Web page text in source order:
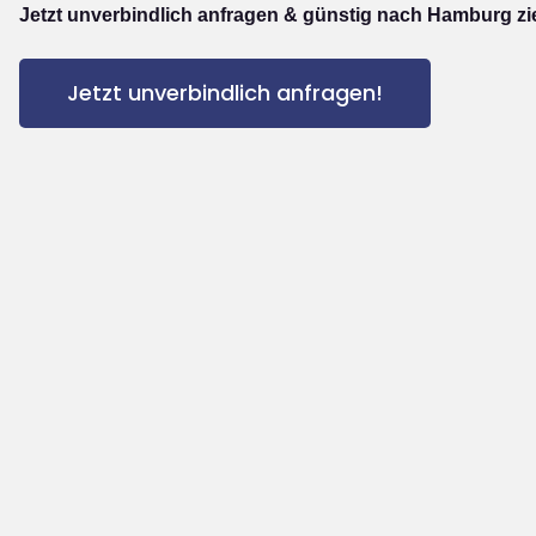
Jetzt unverbindlich anfragen & günstig nach Hamburg
Jetzt unverbindlich anfragen!